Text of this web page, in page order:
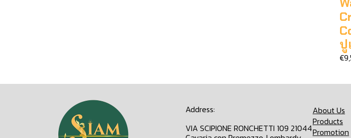
ปู
Address:
VIA SCIPIONE RONCHETTI 109 21044
About Us
Products
Promotion